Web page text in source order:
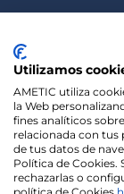
Utilizamos
AMETIC utiliza
la Web
fines analíticos
relacionada con tus
de tus datos de
Política de Cookies.
rechazarlas o